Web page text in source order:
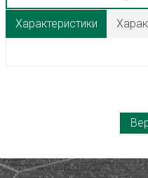
Характеристики